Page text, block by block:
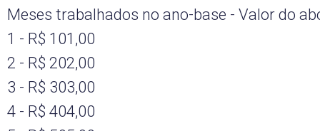
Meses trabalhados no ano-base - Valor do
1 - R$ 101,00
2 - R$ 202,00
3 - R$ 303,00
4 - R$ 404,00